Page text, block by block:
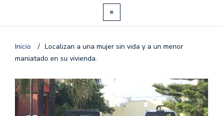
Inicio / Localizan a una mujer sin vida y a un menor
maniatado en su vivienda.